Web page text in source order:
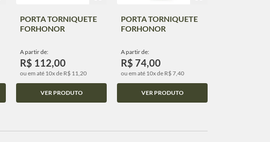
PORTA TORNIQUETE
FORHONOR
A partir de:
R$ 112,00
ou em até 10x de R$ 11,20
VER PRODUTO
PORTA TORNIQUETE
FORHONOR
A partir de:
R$ 74,00
ou em até 10x de R$ 7,40
VER PRODUTO